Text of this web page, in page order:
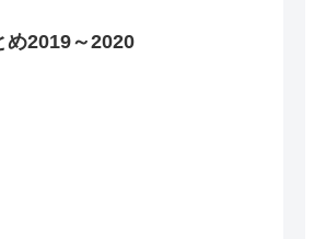
め2019～2020